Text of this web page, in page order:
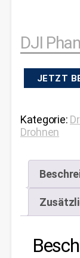
DJI
JETZT
Kategorie:
Drohnen